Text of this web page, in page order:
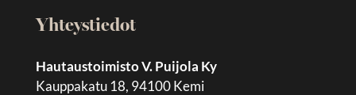
Yhteystiedot
Hautaustoimisto V. Puijola Ky
Kauppakatu 18, 94100 Kemi